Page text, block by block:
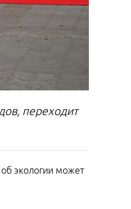
переходит
экологии может